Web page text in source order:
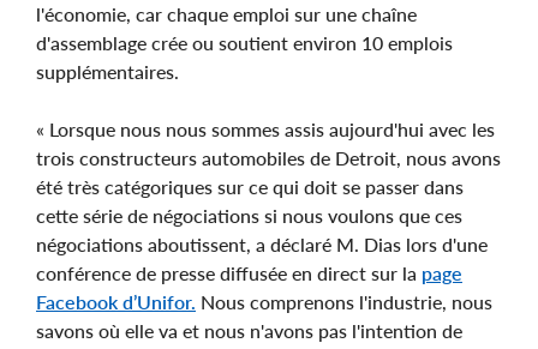
l'économie, car chaque emploi sur une chaîne
d'assemblage crée ou soutient environ 10 emplois
supplémentaires.
« Lorsque nous nous sommes assis aujourd'hui avec les
trois constructeurs automobiles de Detroit, nous avons
été très catégoriques sur ce qui doit se passer dans
cette série de négociations si nous voulons que ces
négociations aboutissent, a déclaré M. Dias lors d'une
conférence de presse diffusée en direct sur la page
Facebook d’Unifor. Nous comprenons l'industrie, nous
savons où elle va et nous n'avons pas l'intention de